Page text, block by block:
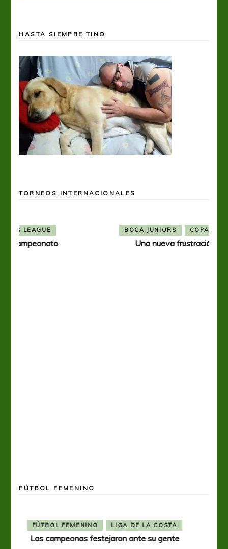
HASTA SIEMPRE TINO
TORNEOS INTERNACIONALES
BOCA JUNIORS COPA LIBERTADORES
Una nueva frustración para Boca
FÚTBOL FEMENINO
FÚTBOL FEMENINO OTRAS LIGAS FEM
Tiro se quedó con la primera semifinal